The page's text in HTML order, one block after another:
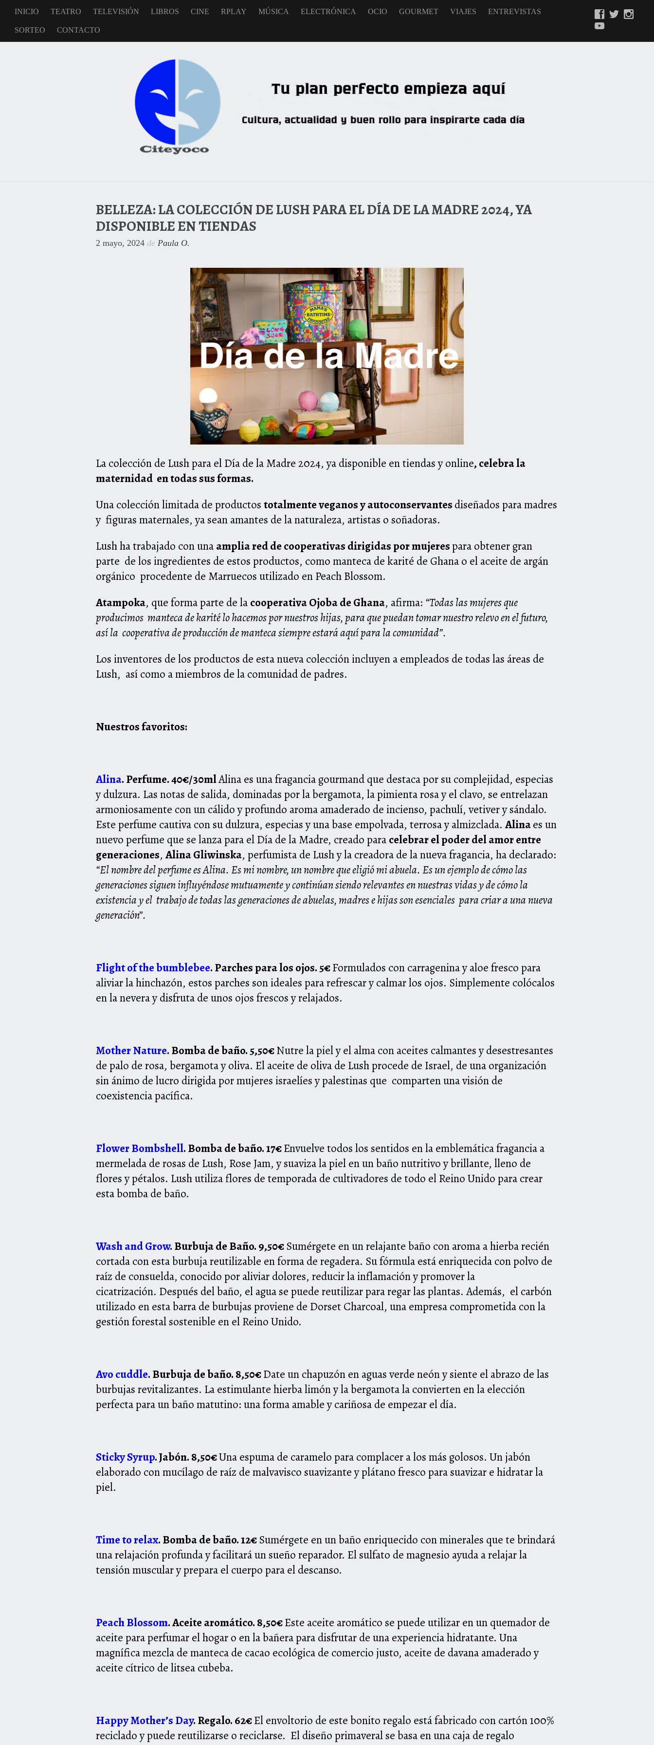
INICIO TEATRO TELEVISIÓN LIBROS CINE RPLAY MÚSICA ELECTRÓNICA OCIO GOURMET VIAJES ENTREVISTAS
SORTEO CONTACTO
BELLEZA: LA COLECCIÓN DE LUSH PARA EL DÍA DE LA MADRE 2024, YA
DISPONIBLE EN TIENDAS
2 mayo, 2024 de Paula O.
La colección de Lush para elDía de la Madre 2024, ya disponible en tiendas y online, celebra la
maternidad en todas sus formas.
Una colección limitada de productostotalmente veganos y autoconservantesdiseñados para madres
y figuras maternales, ya sean amantes de la naturaleza, artistas o soñadoras.
Lush ha trabajado con unaamplia red de cooperativas dirigidas por mujerespara obtener gran
parte de los ingredientes de estos productos, como manteca de karité de Ghana o el aceite de argán
orgánico procedente de Marruecos utilizado en Peach Blossom.
Atampoka, que forma parte de lacooperativa Ojoba de Ghana, afirma: “Todas las mujeres que
producimos manteca de karité lo hacemos por nuestros hijas, para que puedan tomar nuestro relevo en el futuro,
así la cooperativa de producción de manteca siempre estará aquí para la comunidad”.
Los inventores de los productos de esta nueva colección incluyen a empleados de todas las áreas de
Lush, así como a miembros de la comunidad de padres.
Nuestros favoritos:
Alina. Perfume. 40€/30mlAlina es una fragancia gourmand que destaca por su complejidad, especias
y dulzura. Las notas de salida, dominadas por la bergamota, la pimienta rosay el clavo, se entrelazan
armoniosamente con un cálido y profundo aromaamaderado de incienso, pachulí, vetiver y sándalo.
Este perfume cautiva consu dulzura, especias y una base empolvada, terrosa y almizclada. Alinaes un
nuevo perfume que se lanza para el Día de la Madre, creadoparacelebrar el poder del amor entre
generaciones, Alina Gliwinska, perfumista de Lush y la creadora de la nueva fragancia, ha declarado:
“Elnombre del perfume es Alina. Es mi nombre, un nombre que eligió mi abuela.Es un ejemplo de cómo las
generaciones siguen influyéndose mutuamentey continúan siendo relevantes en nuestras vidas y de cómo la
existencia y el trabajo de todas las generaciones de abuelas, madres e hijas son esenciales para criar a una nueva
generación”.
Flight of the bumblebee. Parches para los ojos. 5€Formulados con carragenina y aloe fresco para
aliviar la hinchazón, estosparches son ideales para refrescar y calmar los ojos. Simplemente colócalos
en la nevera y disfruta de unos ojos frescos y relajados.
Mother Nature. Bomba de baño. 5,50€Nutre la piel y el alma con aceites calmantes y desestresantes
de palo derosa, bergamota y oliva. El aceite de oliva de Lush procede de Israel, de unaorganización
sin ánimo de lucro dirigida por mujeres israelíes y palestinas que comparten una visión de
coexistencia pacífica.
Flower Bombshell. Bomba de baño. 17€Envuelve todos los sentidos en la emblemática fragancia a
mermelada derosas de Lush, Rose Jam, y suaviza la piel en un baño nutritivo y brillante, lleno de
flores y pétalos. Lush utiliza flores de temporada de cultivadores detodo el Reino Unido para crear
esta bomba de baño.
Wash and Grow. Burbuja de Baño. 9,50€Sumérgete en un relajante baño con aroma a hierba recién
cortada con estaburbuja reutilizable en forma de regadera. Su fórmula está enriquecida conpolvo de
raíz de consuelda, conocido por aliviar dolores, reducir la inflamacióny promover la
cicatrización. Después del baño, el agua se puede reutilizar para regar las plantas. Además, el carbón
utilizado en esta barra de burbujas proviene de Dorset Charcoal, una empresa comprometida con la
gestión forestal sostenible en el ReinoUnido.
Avo cuddle. Burbuja de baño. 8,50€Date un chapuzón en aguas verde neón y siente el abrazo de las
burbujasrevitalizantes. La estimulante hierba limón y la bergamota la convierten enla elección
perfecta para un baño matutino: una forma amable y cariñosa de empezar el día.
Sticky Syrup. Jabón. 8,50€Una espuma de caramelo para complacer a los más golosos. Un jabón
elaborado con mucílago de raíz de malvavisco suavizante y plátano frescopara suavizar e hidratar la
piel.
Time to relax. Bomba de baño. 12€Sumérgete en un baño enriquecido con minerales que te brindará
unarelajación profunda y facilitará un sueño reparador. El sulfato de magnesio ayuda a relajar la
tensión muscular y prepara el cuerpo para el descanso.
Peach Blossom. Aceite aromático. 8,50€Este aceite aromático se puede utilizar en un quemador de
aceite paraperfumar el hogar o en la bañera para disfrutar de una experiencia hidratante. Una
magnífica mezcla de manteca de cacao ecológica de comercio justo, aceite de davana amaderado y
aceite cítrico de litsea cubeba.
Happy Mother’s Day. Regalo. 62€El envoltorio de este bonito regalo está fabricado con cartón 100%
reciclado y puede reutilizarse o reciclarse. El diseño primaveral se basa en una caja de regalo